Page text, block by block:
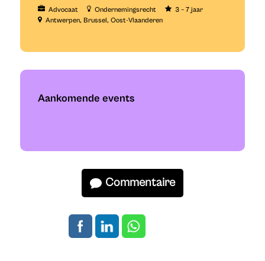
Advocaat Ondernemingsrecht
3 – 7 jaar
Antwerpen
Brussel Oost-Vlaanderen
Aankomende events
Commentaire